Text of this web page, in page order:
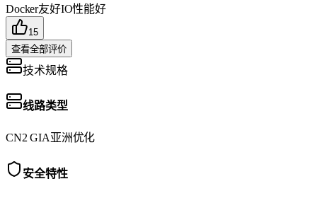
Docker友好IO性能好
15
查看全部评价
技术规格
线路类型
CN2 GIA亚洲优化
安全特性